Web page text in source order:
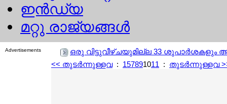
ഇന്‍ഡ്യ
മറ്റു രാജ്യങ്ങള്‍
Advertisements
ഒരു വിട്ടുവീഴ്ചയുമില്ല 33 ശുപാര്‍ശകളും
<< തുടര്‍ന്നുള്ളവ: 157891011 : തുടര്‍ന്നുള്ളവ